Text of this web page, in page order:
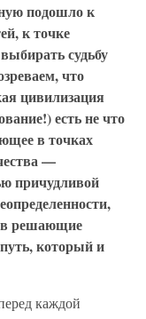
подошло к
к точке
судьбу
что
цивилизация
есть не что
в точках
—
причудливой
в решающие
который и
каждой